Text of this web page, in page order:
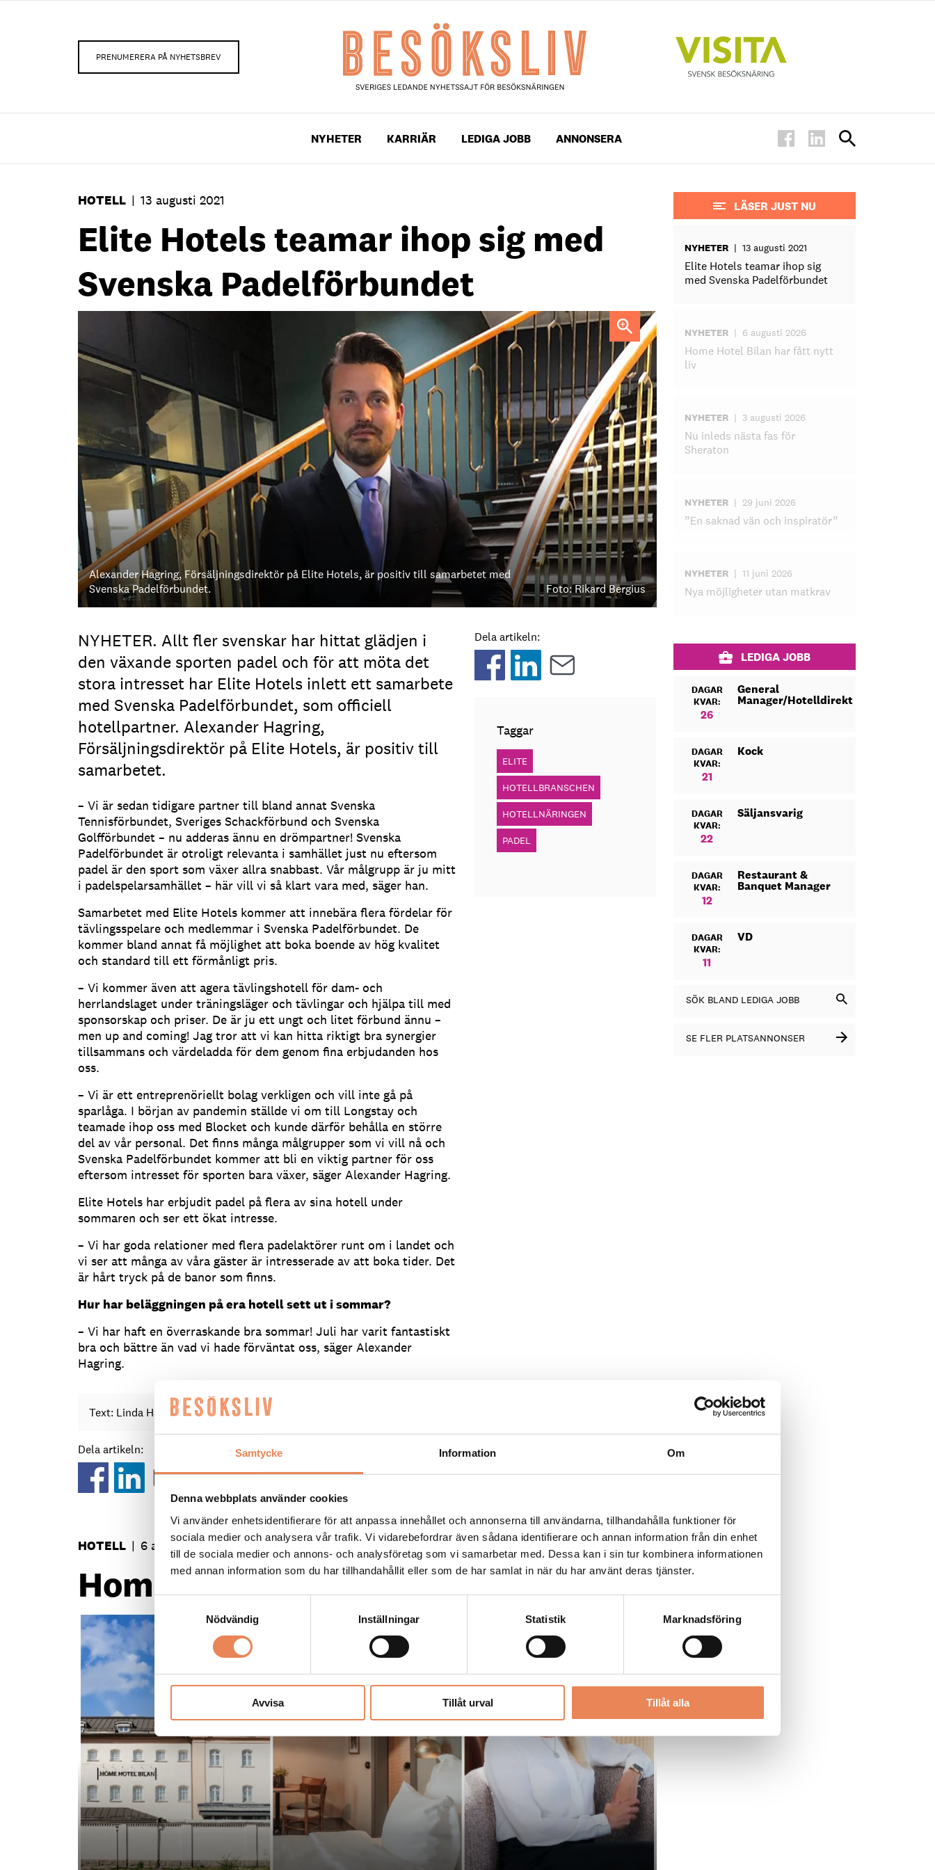
Samtycke Information Om
Denna webbplats använder cookies
Vi använder enhetsidentifierare för att anpassa innehållet och annonserna till användarna, tillhandahålla funktioner för
sociala medier och analysera vår trafik. Vi vidarebefordrar även sådana identifierare och annan information från din enhet
till de sociala medier och annons- och analysföretag som vi samarbetar med. Dessa kan i sin tur kombinera informationen
med annan information som du har tillhandahållit eller som de har samlat in när du har använt deras tjänster.
Nödvändig
Inställningar Statistik Marknadsföring
Avvisa Tillåt urval Tillåt alla
PRENUMERERA PÅ NYHETSBREV
NYHETER KARRIÄR LEDIGA JOBB ANNONSERA
HOTELL | 13 augusti 2021
Elite Hotels teamar ihop sig med
Svenska Padelförbundet
Alexander Hagring, Försäljningsdirektör på Elite Hotels, är positiv till samarbetet med
Svenska Padelförbundet.
Foto: Rikard Bergius
NYHETER. Allt fler svenskar har hittat glädjen i
den växande sporten padel och för att möta det
stora intresset har Elite Hotels inlett ett samarbete
med Svenska Padelförbundet, som officiell
hotellpartner. Alexander Hagring,
Försäljningsdirektör på Elite Hotels, är positiv till
samarbetet.
– Vi är sedan tidigare partner till bland annat Svenska
Tennisförbundet, Sveriges Schackförbund och Svenska
Golfförbundet – nu adderas ännu en drömpartner! Svenska
Padelförbundet är otroligt relevanta i samhället just nu eftersom
padel är den sport som växer allra snabbast. Vår målgrupp är ju mitt
i padelspelarsamhället – här vill vi så klart vara med, säger han.
Samarbetet med Elite Hotels kommer att innebära flera fördelar för
tävlingsspelare och medlemmar i Svenska Padelförbundet. De
kommer bland annat få möjlighet att boka boende av hög kvalitet
och standard till ett förmånligt pris.
– Vi kommer även att agera tävlingshotell för dam- och
herrlandslaget under träningsläger och tävlingar och hjälpa till med
sponsorskap och priser. De är ju ett ungt och litet förbund ännu –
men up and coming! Jag tror att vi kan hitta riktigt bra synergier
tillsammans och värdeladda för dem genom fina erbjudanden hos
oss.
– Vi är ett entreprenöriellt bolag verkligen och vill inte gå på
sparlåga. I början av pandemin ställde vi om till Longstay och
teamade ihop oss med Blocket och kunde därför behålla en större
del av vår personal. Det finns många målgrupper som vi vill nå och
Svenska Padelförbundet kommer att bli en viktig partner för oss
eftersom intresset för sporten bara växer, säger Alexander Hagring.
Elite Hotels har erbjudit padel på flera av sina hotell under
sommaren och ser ett ökat intresse.
– Vi har goda relationer med flera padelaktörer runt om i landet och
vi ser att många av våra gäster är intresserade av att boka tider. Det
är hårt tryck på de banor som finns.
Hur har beläggningen på era hotell sett ut i sommar?
– Vi har haft en överraskande bra sommar! Juli har varit fantastiskt
bra och bättre än vad vi hade förväntat oss, säger Alexander
Hagring.
Text: Linda Hällqvist redaktionen@besoksliv.se
Dela artikeln:
Dela artikeln:
Taggar
ELITE
HOTELLBRANSCHEN
HOTELLNÄRINGEN
PADEL
HOTELL | 6 augusti 2026
Home Hotel Bilan har fått nytt liv
LÄSER JUST NU
NYHETER | 13 augusti 2021
Elite Hotels teamar ihop sig
med Svenska Padelförbundet
NYHETER | 6 augusti 2026
Home Hotel Bilan har fått nytt
liv
NYHETER | 3 augusti 2026
Nu inleds nästa fas för
Sheraton
NYHETER | 29 juni 2026
”En saknad vän och inspiratör”
NYHETER | 11 juni 2026
Nya möjligheter utan matkrav
LEDIGA JOBB
DAGAR
KVAR:
26
General
Manager/Hotelldirektör
DAGAR
KVAR:
21
Kock
DAGAR
KVAR:
22
Säljansvarig
DAGAR
KVAR:
12
Restaurant &
Banquet Manager
DAGAR
KVAR:
11
VD
SÖK BLAND LEDIGA JOBB
SE FLER PLATSANNONSER